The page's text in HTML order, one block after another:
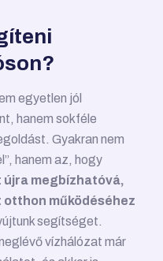
egyetlen jól
hanem sokféle
Gyakran nem
hanem az, hogy
újra megbízhatóvá,
működéséhez
segítséget.
vízhálózat már